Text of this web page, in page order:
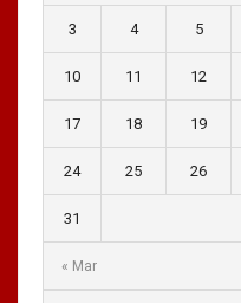
« Mar
3 4 5
10 11 12
17 18 19
24 25 26
31